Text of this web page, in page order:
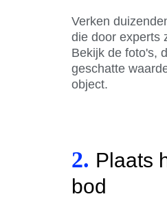
Verken
die door experts
Bekijk de foto's,
geschatte
object.
2. Plaats
bod